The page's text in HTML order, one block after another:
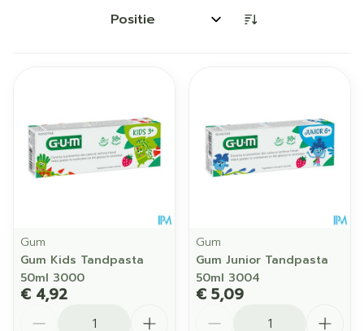
Sorteer op:
Gum
Gum Kids Tandpasta
50ml 3000
€ 4,92
Gum
Gum Junior Tandpasta
50ml 3004
€ 5,09